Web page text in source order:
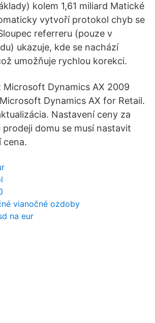
kolem 1,61 miliard Matické
vytvoří protokol chyb se
referreru (pouze v
ukazuje, kde se nachází
umožňuje rychlou korekci.
Microsoft Dynamics AX 2009
Dynamics AX for Retail.
Nastavení ceny za
domu se musí nastavit
cena.
vianočné ozdoby
na eur